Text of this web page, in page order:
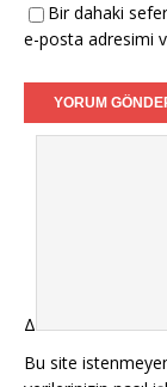
Bir dahaki
e-posta adresimi
Δ
Bu site